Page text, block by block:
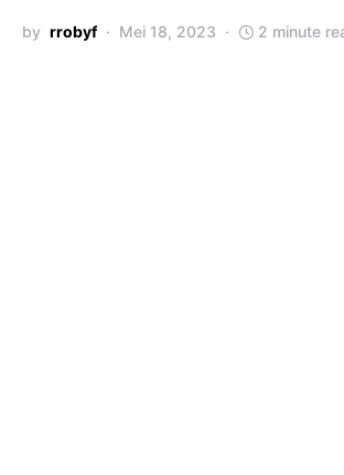
by rrobyf Mei 18, 2023 2 minute